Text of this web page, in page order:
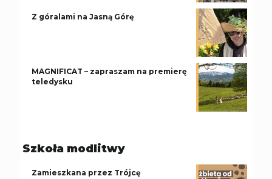
Z góralami na Jasną Górę
MAGNIFICAT – zapraszam na premierę
teledysku
Szkoła modlitwy
Zamieszkana przez Trójcę